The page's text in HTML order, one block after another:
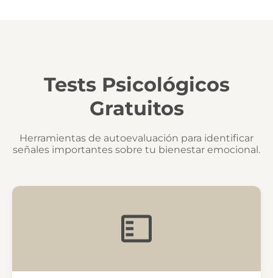
Tests Psicológicos
Gratuitos
Herramientas de autoevaluación para identificar
señales importantes sobre tu bienestar emocional.